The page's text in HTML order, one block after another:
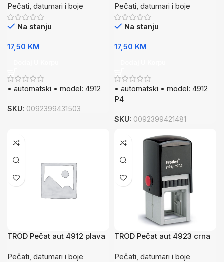
Pečati, datumari i boje
Na stanju
17,50 KM
• automatski • model: 4912
SKU: 0092399431503
Pečati, datumari i boje
Na stanju
17,50 KM
• automatski • model: 4912
P4
SKU: 0092399421481
TROD Pečat aut 4912 plava
Pečati, datumari i boje
TROD Pečat aut 4923 crna
Pečati, datumari i boje